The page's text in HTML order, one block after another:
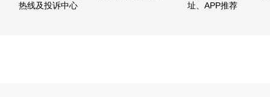
热线及投诉中心
址、APP推荐